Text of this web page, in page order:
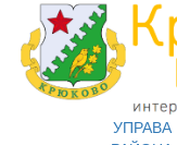
УПРАВА